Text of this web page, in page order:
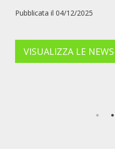
Pubblicata il 04/12/2025
VISUALIZZA LE NEWS